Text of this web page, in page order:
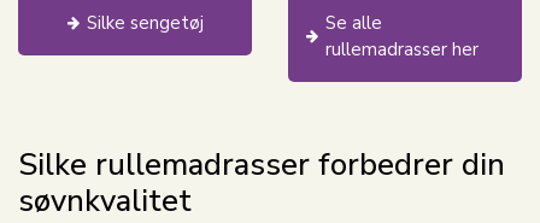
Silke sengetøj
Se alle
rullemadrasser her
Silke rullemadrasser forbedrer din
søvnkvalitet